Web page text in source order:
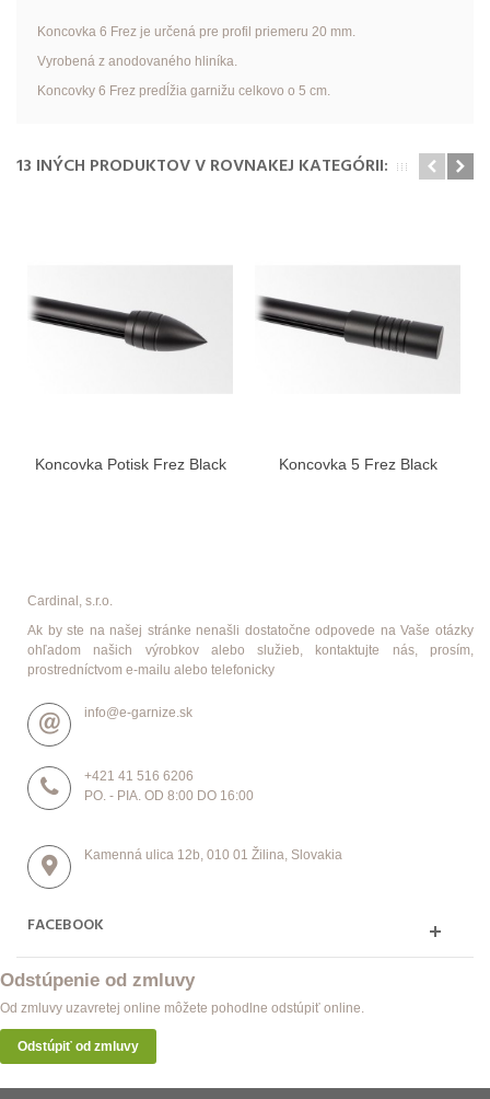
Koncovka 6 Frez je určená pre profil priemeru 20 mm.
Vyrobená z anodovaného hliníka.
Koncovky 6 Frez predĺžia garnižu celkovo o 5 cm.
13 INÝCH PRODUKTOV V ROVNAKEJ KATEGÓRII:
Koncovka Potisk Frez Black Koncovka 5 Frez Black
Cardinal, s.r.o.
Ak by ste na našej stránke nenašli dostatočne odpovede na Vaše otázky
ohľadom našich výrobkov alebo služieb, kontaktujte nás, prosím,
prostredníctvom e-mailu alebo telefonicky
info@e-garnize.sk
+421 41 516 6206
PO. - PIA. OD 8:00 DO 16:00
Kamenná ulica 12b, 010 01 Žilina, Slovakia
FACEBOOK
Odstúpenie od zmluvy
Od zmluvy uzavretej online môžete pohodlne odstúpiť online.
Odstúpiť od zmluvy